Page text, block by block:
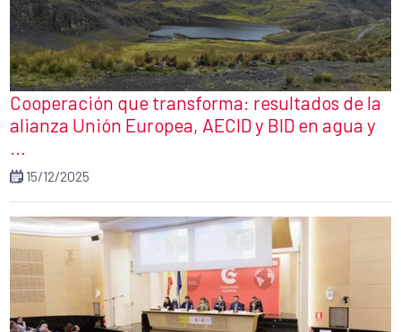
Cooperación que transforma: resultados de la
alianza Unión Europea, AECID y BID en agua y
...
15/12/2025